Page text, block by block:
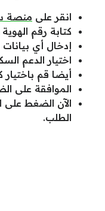
انقر على منصة
كتابة رقم
إدخال أي
اختيار الدعم
أيضا قم
الموافقة على
الآن الضغط على
الطلب.